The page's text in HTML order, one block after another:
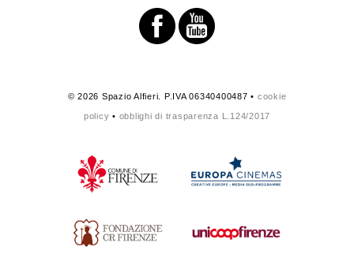
© 2026 Spazio Alfieri. P.IVA 06340400487 • cookie
policy • obblighi di trasparenza L.124/2017